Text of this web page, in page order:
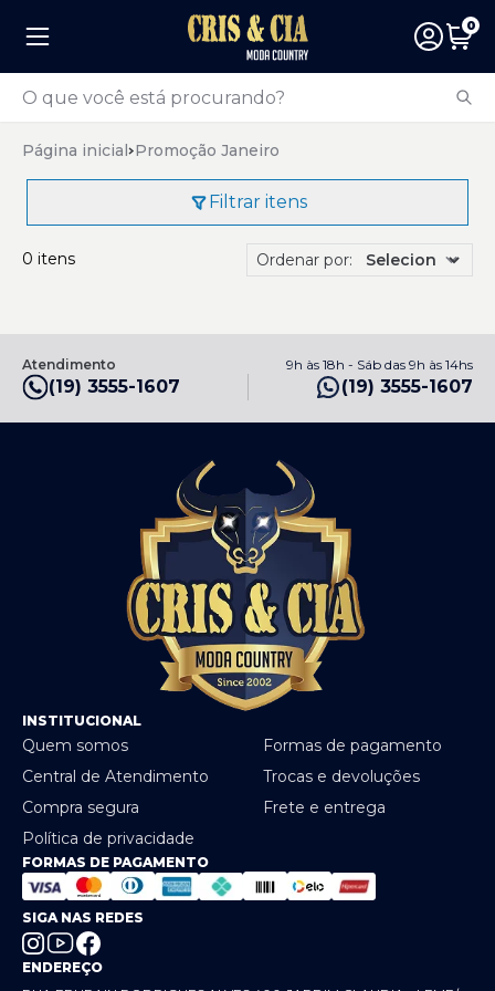
0
Página inicial Promoção Janeiro
Filtrar itens
0 itens Ordenar por:
Atendimento 9h às 18h - Sáb das 9h às 14hs
(19) 3555-1607 (19) 3555-1607
INSTITUCIONAL
Quem somos
Formas de pagamento
Central de Atendimento
Trocas e devoluções
Compra segura
Frete e entrega
Política de privacidade
FORMAS DE PAGAMENTO
SIGA NAS REDES
ENDEREÇO